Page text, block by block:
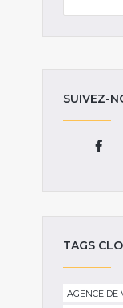
SUIVEZ-
TAGS
AGENCE DE